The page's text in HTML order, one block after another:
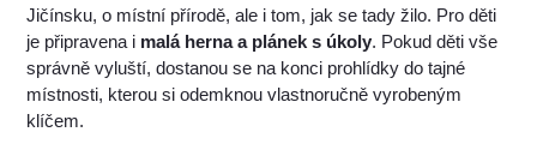
Jičínsku, o místní přírodě, ale i tom, jak se tady žilo. Pro děti
je připravena i malá herna a plánek s úkoly. Pokud děti vše
správně vyluští, dostanou se na konci prohlídky do tajné
místnosti, kterou si odemknou vlastnoručně vyrobeným
klíčem.